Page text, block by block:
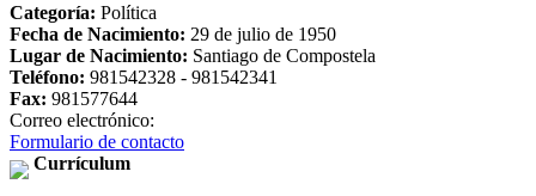
Categoría: Política
Fecha de Nacimiento: 29 de julio de 1950
Lugar de Nacimiento: Santiago de Compostela
Teléfono: 981542328 - 981542341
Fax: 981577644
Correo electrónico:
Formulario de contacto
Currículum